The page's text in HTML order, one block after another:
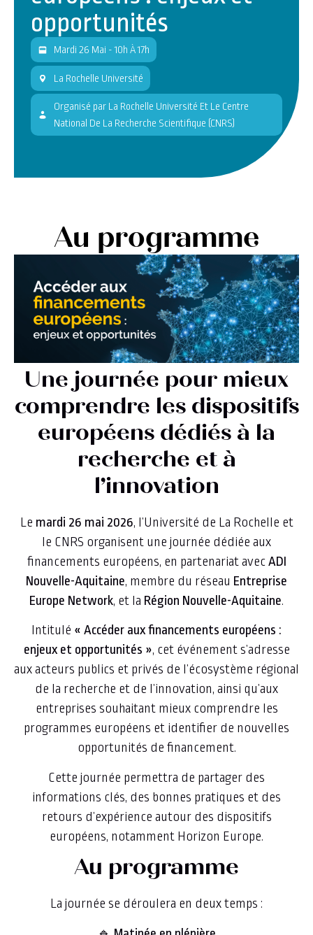
opportunités
Mardi 26 Mai - 10h À 17h
La Rochelle Université
Organisé parLa Rochelle Université Et Le Centre
National De La Recherche Scientifique (CNRS)
Au programme
Une journée pour mieux
comprendre les dispositifs
européens dédiés à la
recherche et à
l’innovation
Le mardi 26 mai 2026, l’Université de La Rochelle et
le CNRS organisent une journée dédiée aux
financements européens, en partenariat avec ADI
Nouvelle-Aquitaine, membre du réseau Entreprise
Europe Network, et la Région Nouvelle-Aquitaine.
Intitulé « Accéder aux financements européens :
enjeux et opportunités », cet événement s’adresse
aux acteurs publics et privés de l’écosystème régional
de la recherche et de l’innovation, ainsi qu’aux
entreprises souhaitant mieux comprendre les
programmes européens et identifier de nouvelles
opportunités de financement.
Cette journée permettra de partager des
informations clés, des bonnes pratiques et des
retours d’expérience autour des dispositifs
européens, notamment Horizon Europe.
Au programme
La journée se déroulera en deux temps :